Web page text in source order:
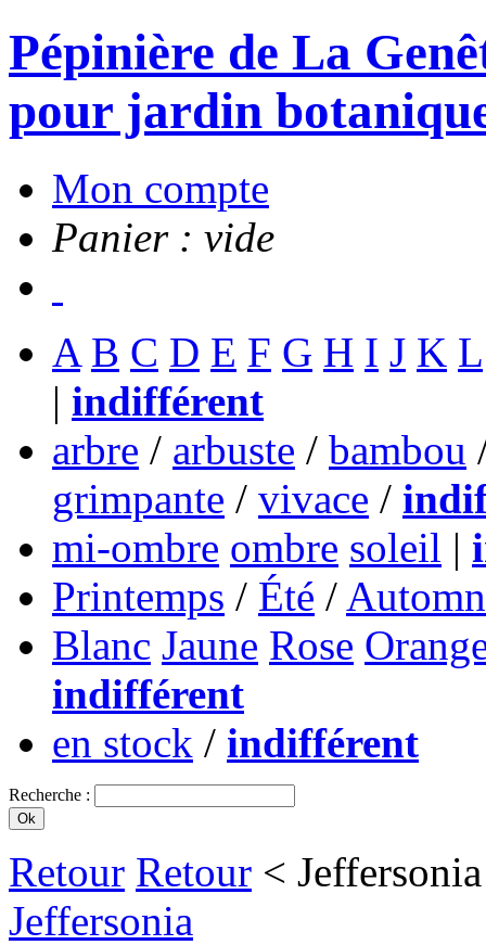
Pépinière de La
pour jardin
Mon compte
Panier : vide
A B C D E F G H I J K L
| indifférent
arbre / arbuste / bambou
grimpante / vivace /
mi-ombre ombre soleil |
Printemps / Été /
Blanc Jaune Rose
indifférent
en stock / indifférent
Recherche :
Retour Retour <
Jeffersonia